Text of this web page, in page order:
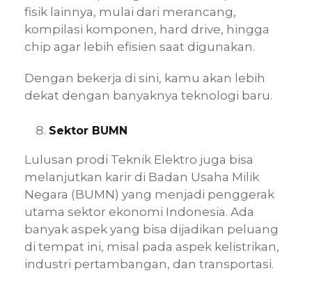
fisik lainnya, mulai dari merancang,
kompilasi komponen, hard drive, hingga
chip agar lebih efisien saat digunakan.
Dengan bekerja di sini, kamu akan lebih
dekat dengan banyaknya teknologi baru.
Sektor BUMN
Lulusan prodi Teknik Elektro juga bisa
melanjutkan karir di Badan Usaha Milik
Negara (BUMN) yang menjadi penggerak
utama sektor ekonomi Indonesia. Ada
banyak aspek yang bisa dijadikan peluang
di tempat ini, misal pada aspek kelistrikan,
industri pertambangan, dan transportasi.